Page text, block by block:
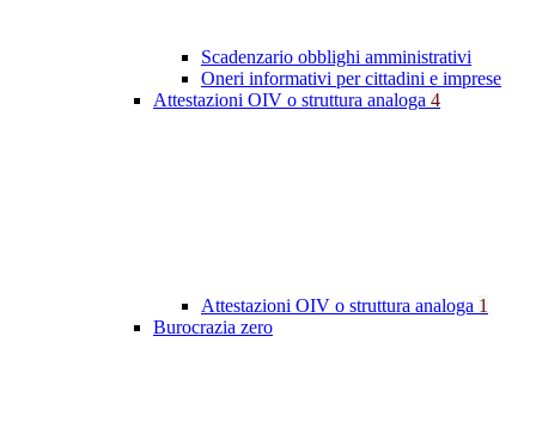
Scadenzario obblighi amministrativi
Oneri informativi per cittadini e imprese
Attestazioni OIV o struttura analoga 4
Attestazioni OIV o struttura analoga 1
Burocrazia zero